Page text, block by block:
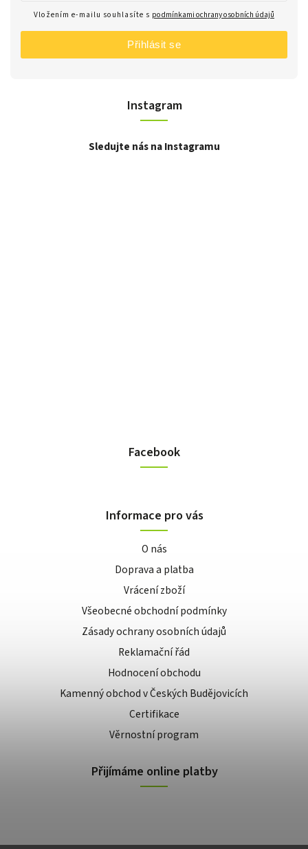
Instagram
Sledujte nás na Instagramu
Vložením e-mailu souhlasíte s podmínkami ochrany osobních údajů
Přihlásit se
Facebook
Informace pro vás
O nás
Doprava a platba
Vrácení zboží
Všeobecné obchodní podmínky
Zásady ochrany osobních údajů
Reklamační řád
Hodnocení obchodu
Kamenný obchod v Českých Budějovicích
Certifikace
Věrnostní program
Přijímáme online platby